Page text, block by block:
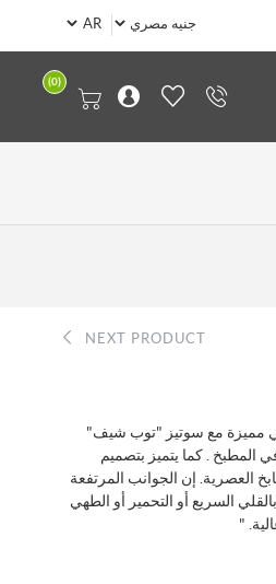
(0)
NEXT PRODUCT
مميزة مع سوتيز "توب شيف"
المطبخ . كما يتميز بتصميم
العصرية. إن الجوانب المرتفعة
السريع أو التحمير أو الطهي
"